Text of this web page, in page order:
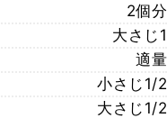
2個分
大さじ1
適量
小さじ1/2
大さじ1/2